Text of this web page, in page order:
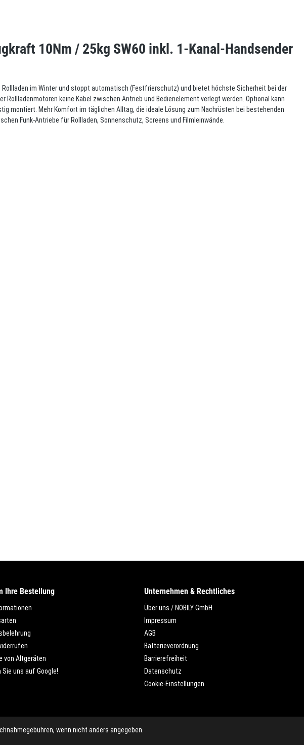
10Nm / 25kg SW60 inkl. 1-Kanal-Handsender
Rollladen im Winter und stoppt automatisch (Festfrierschutz) und bietet höchste Sicherheit bei der
keine Kabel zwischen Antrieb und Bedienelement verlegt werden. Optional kann
montiert. Mehr Komfort im täglichen Alltag, die ideale Lösung zum Nachrüsten bei bestehenden
Funk-Antriebe für Rollladen, Sonnenschutz, Screens und Filmleinwände.
Ihre Bestellung
von Altgeräten
Sie uns auf Google!
Unternehmen & Rechtliches
Über uns / NOBILY GmbH
Impressum
AGB
Batterieverordnung
Barrierefreiheit
Datenschutz
Cookie-Einstellungen
wenn nicht anders angegeben.